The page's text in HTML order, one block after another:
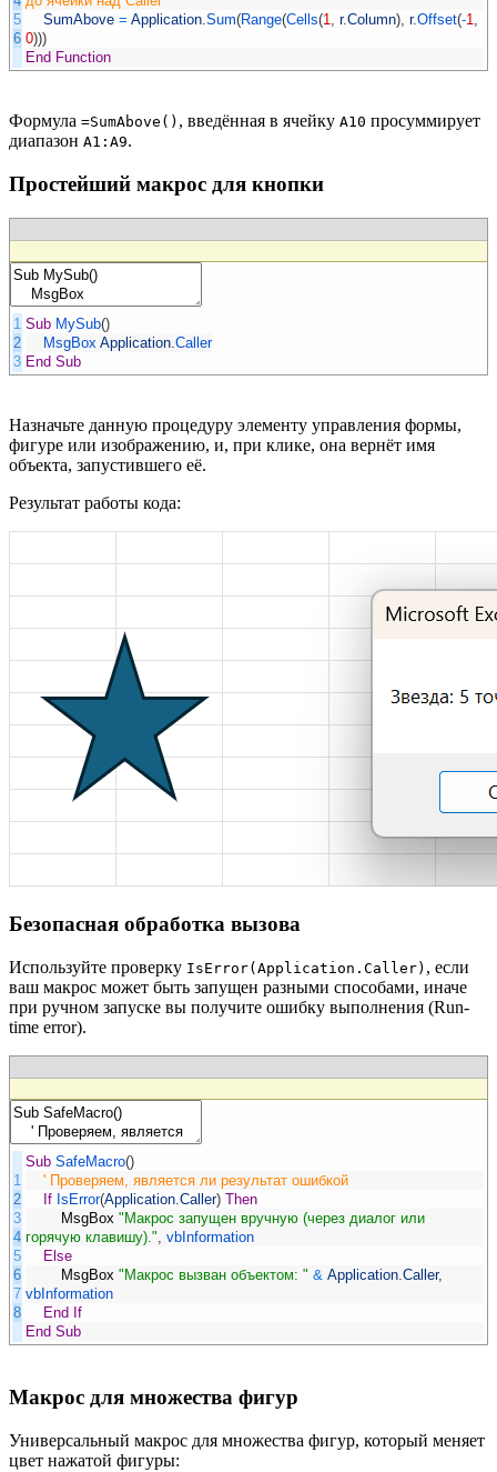
5
6
SumAbove = Application.Sum(Range(Cells(1, r.Column), r.Offset(-1,
0)))
End Function
Формула =SumAbove() , введённая в ячейку A10 просуммирует
диапазон A1:A9.
Простейший макрос для кнопки
1
2
3
Sub MySub()
MsgBox Application.Caller
End Sub
Назначьте данную процедуру элементу управления формы,
фигуре или изображению, и, при клике, она вернёт имя
объекта, запустившего её.
Результат работы кода:
Безопасная обработка вызова
Используйте проверку IsError(Application.Caller) , если
ваш макрос может быть запущен разными способами, иначе
при ручном запуске вы получите ошибку выполнения (Run-
time error).
1
2
3
4
5
6
7
8
Sub SafeMacro()
' Проверяем, является ли результат ошибкой
If IsError(Application.Caller) Then
MsgBox "Макрос запущен вручную (через диалог или
горячую клавишу).", vbInformation
Else
MsgBox "Макрос вызван объектом: " & Application.Caller,
vbInformation
End If
End Sub
Макрос для множества фигур
Универсальный макрос для множества фигур, который меняет
цвет нажатой фигуры: